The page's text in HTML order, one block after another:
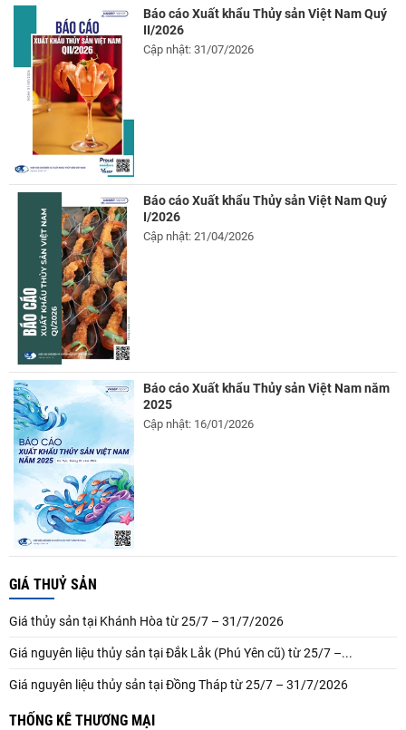
Báo cáo Xuất khẩu Thủy sản Việt Nam Quý
II/2026
Cập nhật: 31/07/2026
Báo cáo Xuất khẩu Thủy sản Việt Nam Quý
I/2026
Cập nhật: 21/04/2026
Báo cáo Xuất khẩu Thủy sản Việt Nam năm
2025
Cập nhật: 16/01/2026
GIÁ THUỶ SẢN
Giá thủy sản tại Khánh Hòa từ 25/7 – 31/7/2026
Giá nguyên liệu thủy sản tại Đắk Lắk (Phú Yên cũ) từ 25/7 –...
Giá nguyên liệu thủy sản tại Đồng Tháp từ 25/7 – 31/7/2026
THỐNG KÊ THƯƠNG MẠI